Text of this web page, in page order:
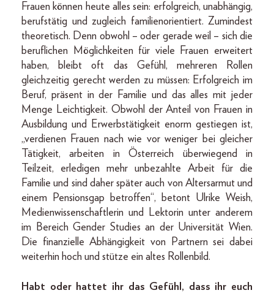
Frauen können heute alles sein: erfolgreich, unabhängig,
berufstätig und zugleich familienorientiert. Zumindest
theoretisch. Denn obwohl – oder gerade weil – sich die
beruflichen Möglichkeiten für viele Frauen erweitert
haben, bleibt oft das Gefühl, mehreren Rollen
gleichzeitig gerecht werden zu müssen: Erfolgreich im
Beruf, präsent in der Familie und das alles mit jeder
Menge Leichtigkeit. Obwohl der Anteil von Frauen in
Ausbildung und Erwerbstätigkeit enorm gestiegen ist,
„verdienen Frauen nach wie vor weniger bei gleicher
Tätigkeit, arbeiten in Österreich überwiegend in
Teilzeit, erledigen mehr unbezahlte Arbeit für die
Familie und sind daher später auch von Altersarmut und
einem Pensionsgap betroffen“, betont Ulrike Weish,
Medienwissenschaftlerin und Lektorin unter anderem
im Bereich Gender Studies an der Universität Wien.
Die finanzielle Abhängigkeit von Partnern sei dabei
weiterhin hoch und stütze ein altes Rollenbild.
Habt oder hattet ihr das Gefühl, dass ihr euch